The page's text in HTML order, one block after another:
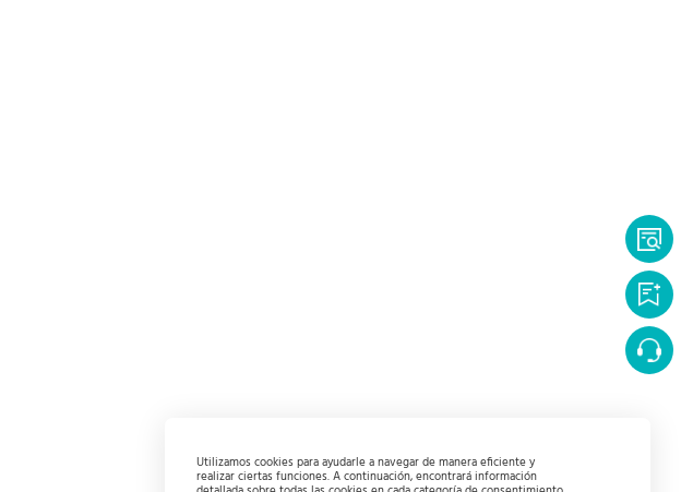
Utilizamos cookies para ayudarle a navegar de manera eficiente y
realizar ciertas funciones. A continuación, encontrará información